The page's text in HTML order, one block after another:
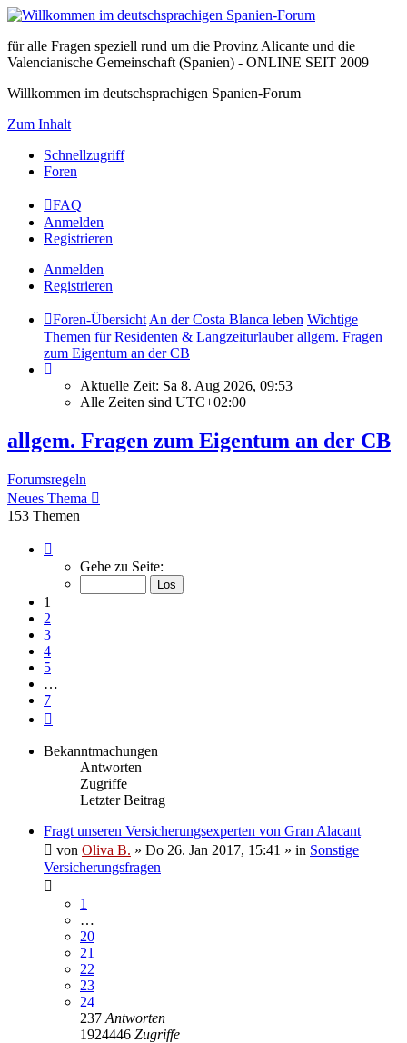
für alle Fragen speziell rund um die Provinz Alicante und die
Valencianische Gemeinschaft (Spanien) - ONLINE SEIT 2009
Willkommen im deutschsprachigen Spanien-Forum
Zum Inhalt
Schnellzugriff
Foren
FAQ
Anmelden
Registrieren
Anmelden
Registrieren
Foren-Übersicht An der Costa Blanca leben Wichtige
Themen für Residenten & Langzeiturlauber allgem. Fragen
zum Eigentum an der CB
Aktuelle Zeit: Sa 8. Aug 2026, 09:53
Alle Zeiten sind UTC+02:00
allgem. Fragen zum Eigentum an der CB
Forumsregeln
Neues Thema
153 Themen
von
Gehe zu Seite:
1
2
3
4
5
…
7
Bekanntmachungen
Antworten
Zugriffe
Letzter Beitrag
Fragt unseren Versicherungsexperten von Gran Alacant
von Oliva B. » Do 26. Jan 2017, 15:41 » in Sonstige
Versicherungsfragen
1
…
20
21
22
23
24
237 Antworten
1924446 Zugriffe